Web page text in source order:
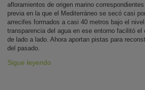
afloramientos de origen marino
previa en la que el Mediterráneo se secó casi
arrecifes formados a casi 40 metros bajo el
transparencia del agua en ese entorno facilitó el
de lado a lado. Ahora aportan pistas para
del pasado.
Sigue leyendo